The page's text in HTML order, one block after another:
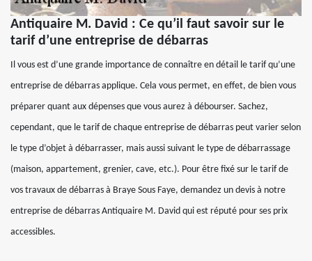
Antiquaire M. David : Ce qu’il faut savoir sur le
tarif d’une entreprise de débarras
Il vous est d’une grande importance de connaître en détail le tarif qu’une
entreprise de débarras applique. Cela vous permet, en effet, de bien vous
préparer quant aux dépenses que vous aurez à débourser. Sachez,
cependant, que le tarif de chaque entreprise de débarras peut varier selon
le type d’objet à débarrasser, mais aussi suivant le type de débarrassage
(maison, appartement, grenier, cave, etc.). Pour être fixé sur le tarif de
vos travaux de débarras à Braye Sous Faye, demandez un devis à notre
entreprise de débarras Antiquaire M. David qui est réputé pour ses prix
accessibles.